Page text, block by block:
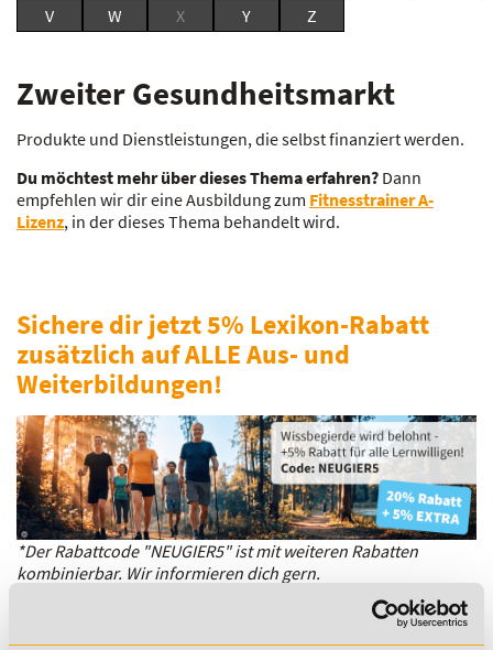
V
W X Y Z
Zweiter Gesundheitsmarkt
Produkte und Dienstleistungen, die selbst finanziert werden.
Du möchtest mehr über dieses Thema erfahren? Dann
empfehlen wir dir eine Ausbildung zum Fitnesstrainer A-
Lizenz, in der dieses Thema behandelt wird.
Sichere dir jetzt 5% Lexikon-Rabatt
zusätzlich auf ALLE Aus- und
Weiterbildungen!
*Der Rabattcode "NEUGIER5" ist mit weiteren Rabatten
kombinierbar. Wir informieren dich gern.